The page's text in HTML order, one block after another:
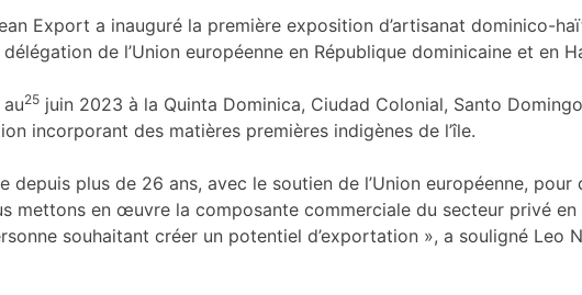
Export a inauguré la première exposition d’artisanat dominico-
de l’Union européenne en République dominicaine et en
25 juin 2023 à la Quinta Dominica, Ciudad Colonial, Santo
incorporant des matières premières indigènes de l’île.
depuis plus de 26 ans, avec le soutien de l’Union européenne,
mettons en œuvre la composante commerciale du secteur privé
souhaitant créer un potentiel d’exportation », a souligné Leo